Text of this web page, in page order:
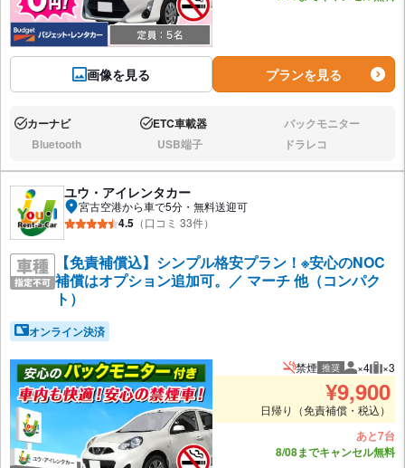
画像を見る プランを見る
あり:カーナビ あり:ETC車載器 なし:バックモニター
なし:Bluetooth なし:USB端子 なし:ドラレコ
ユウ・アイレンタカー
宮古空港から車で5分・無料送迎可
4.5 （口コミ 33件）
【免責補償込】シンプル格安プラン！※安心のNOC
補償はオプション追加可。／ マーチ 他（コンパク
ト）
オンライン決済
禁煙 推奨 推奨人数
×4 推
×3
¥9,900
日帰り（免責補償・税込）
あと7台
8/08までキャンセル無料